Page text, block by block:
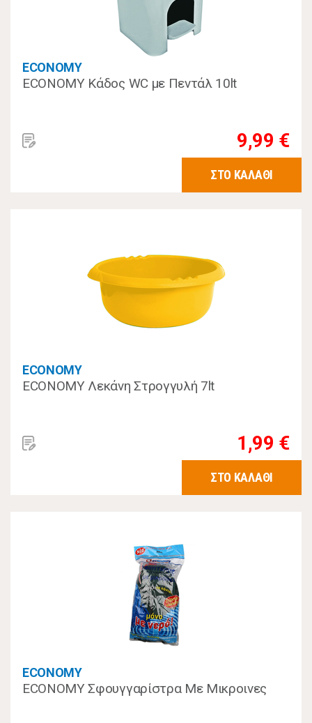
ECONOMY
ECONOMY Κάδος WC με Πεντάλ 10lt
9,99 €
ΣΤΟ ΚΑΛΑΘΙ
ECONOMY
ECONOMY Λεκάνη Στρογγυλή 7lt
1,99 €
ΣΤΟ ΚΑΛΑΘΙ
ECONOMY
ECONOMY Σφουγγαρίστρα Με Μικροινες